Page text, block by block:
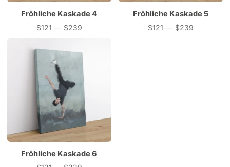
Fröhliche Kaskade 4
Preis
$121 — $239
Fröhliche Kaskade 5
Preis
$121 — $239
Fröhliche Kaskade 6